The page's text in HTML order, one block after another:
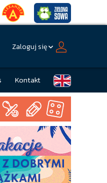
Zaloguj się
Kontakt